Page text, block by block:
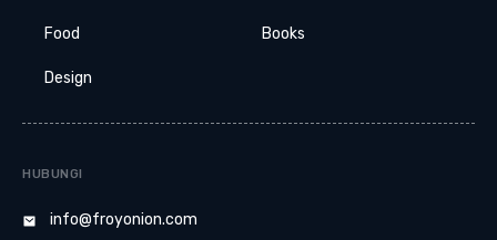
Food
Design
Books
HUBUNGI
info@froyonion.com